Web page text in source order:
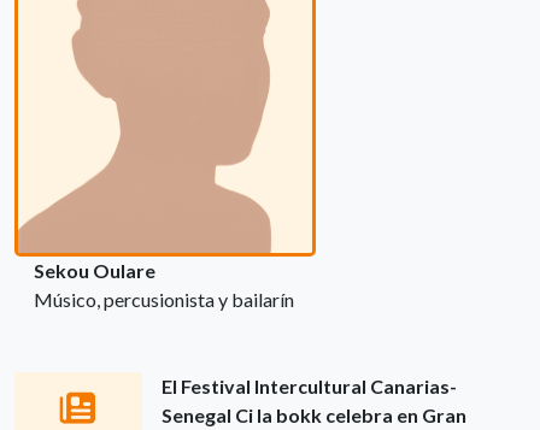
Sekou Oulare
Músico, percusionista y bailarín
El Festival Intercultural Canarias-
Senegal Ci la bokk celebra en Gran